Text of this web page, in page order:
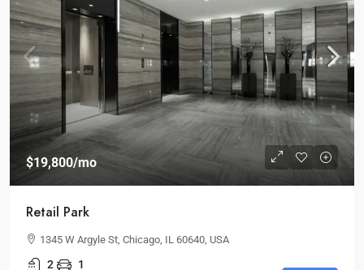
$19,800/mo
Retail Park
1345 W Argyle St, Chicago, IL 60640, USA
2 1